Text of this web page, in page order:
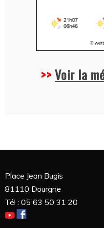
©
>>Voir la
Place Jean Bugis
81110 Dourgne
Tél : 05 63 50 31 20